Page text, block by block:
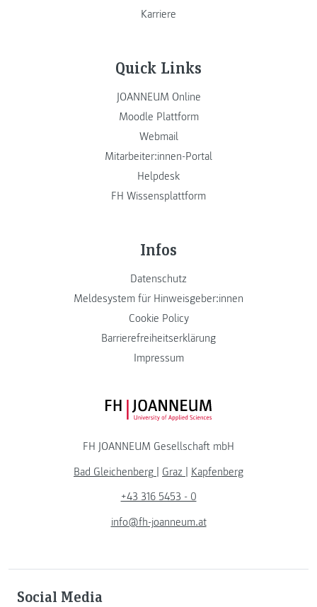
Karriere
Quick Links
JOANNEUM Online
Moodle Plattform
Webmail
Mitarbeiter:innen-Portal
Helpdesk
FH Wissensplattform
Infos
Datenschutz
Meldesystem für Hinweisgeber:innen
Cookie Policy
Barrierefreiheitserklärung
Impressum
FH JOANNEUM Logo
FH JOANNEUM Gesellschaft mbH
Bad Gleichenberg | Graz | Kapfenberg
+43 316 5453 - 0
info@fh-joanneum.at
Social Media